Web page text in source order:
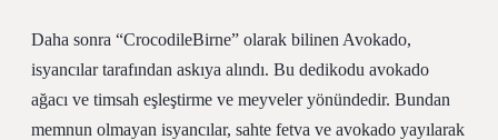
Daha sonra “CrocodileBirne” olarak bilinen Avokado,
isyancılar tarafından askıya alındı. Bu dedikodu avokado
ağacı ve timsah eşleştirme ve meyveler yönündedir. Bundan
memnun olmayan isyancılar, sahte fetva ve avokado yayılarak